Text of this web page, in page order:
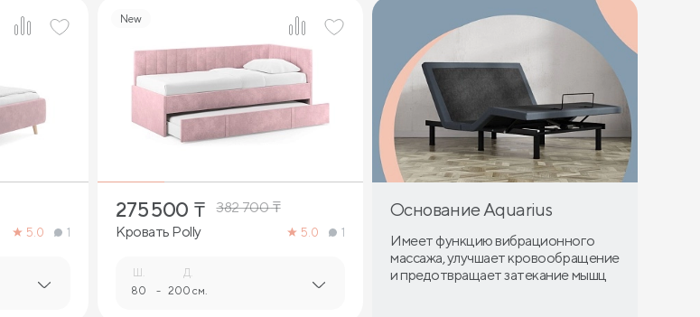
5.0 1
New
8
275 500 ₸ 382 700₸
Кровать Polly
5.0 1
Ш.
80 -
Д.
200 см.
Основание Aquarius
Имеет функцию вибрационного
массажа, улучшает кровообращение
и предотвращает затекание мышц